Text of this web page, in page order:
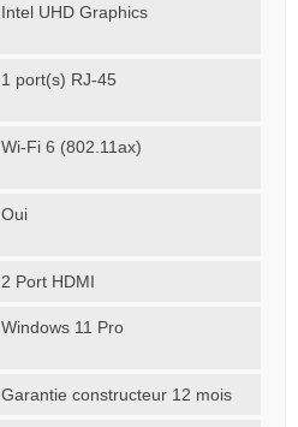
Intel UHD Graphics
1 port(s) RJ-45
Wi-Fi 6 (802.11ax)
Oui
2 Port HDMI
Windows 11 Pro
Garantie constructeur 12 mois